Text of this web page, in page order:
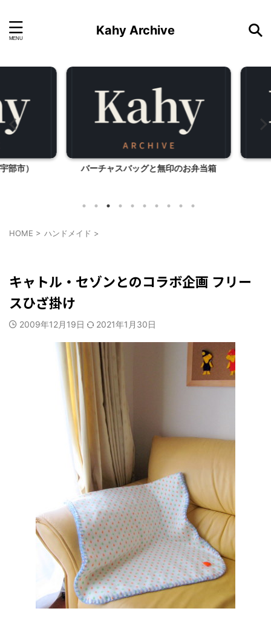
Kahy Archive
市） バーチャスバッグと無印のお弁当箱
HOME > ハンドメイド >
キャトル・セゾンとのコラボ企画 フリー
スひざ掛け
2009年12月19日 2021年1月30日